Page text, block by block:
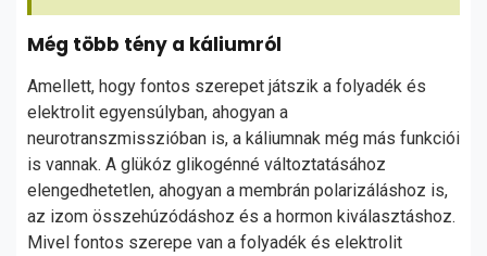
Még több tény a káliumról
Amellett, hogy fontos szerepet játszik a folyadék és
elektrolit egyensúlyban, ahogyan a
neurotranszmisszióban is, a káliumnak még más funkciói
is vannak. A glükóz glikogénné változtatásához
elengedhetetlen, ahogyan a membrán polarizáláshoz is,
az izom összehúzódáshoz és a hormon kiválasztáshoz.
Mivel fontos szerepe van a folyadék és elektrolit